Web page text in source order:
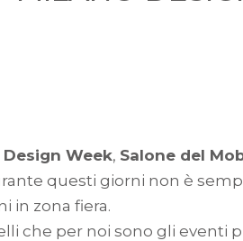
Design Week, Salone del
questi giorni non è
in zona fiera.
che per noi sono gli eventi